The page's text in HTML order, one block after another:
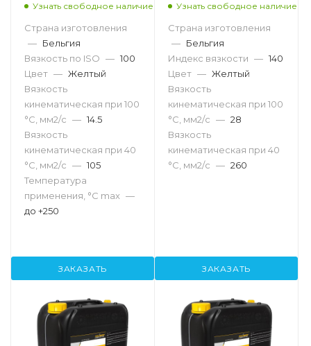
Узнать свободное наличие
Страна изготовления
— Бельгия
Вязкость по ISO — 100
Цвет — Желтый
Вязкость
кинематическая при 100
°С, мм2/с — 14.5
Вязкость
кинематическая при 40
°С, мм2/с — 105
Температура
применения, °С max —
до +250
ЗАКАЗАТЬ
Узнать свободное наличие
Страна изготовления
— Бельгия
Индекс вязкости — 140
Цвет — Желтый
Вязкость
кинематическая при 100
°С, мм2/с — 28
Вязкость
кинематическая при 40
°С, мм2/с — 260
ЗАКАЗАТЬ